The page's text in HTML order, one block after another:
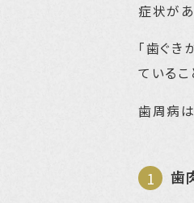
症状が
「歯ぐ
ているこ
歯周病
歯